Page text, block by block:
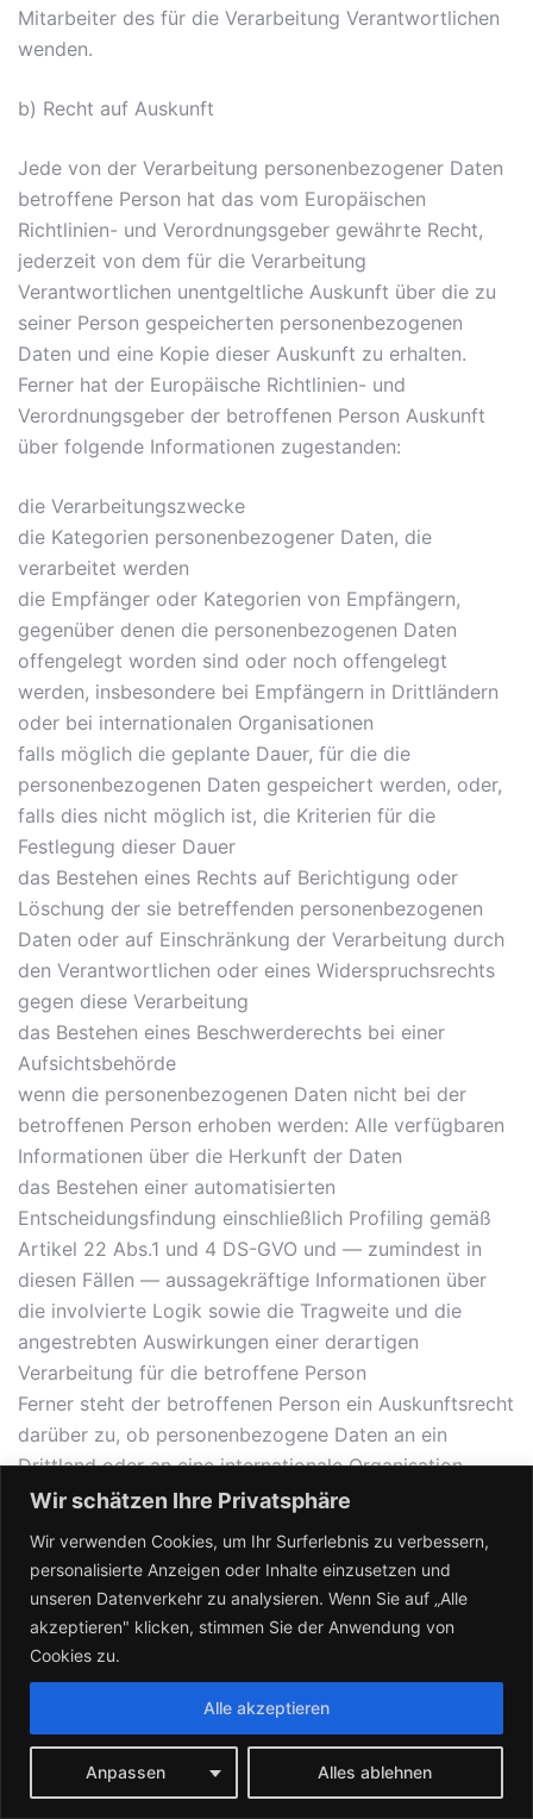
Wir schätzen Ihre Privatsphäre
Wir verwenden Cookies, um Ihr Surferlebnis zu verbessern,
personalisierte Anzeigen oder Inhalte einzusetzen und
unseren Datenverkehr zu analysieren. Wenn Sie auf „Alle
akzeptieren" klicken, stimmen Sie der Anwendung von
Cookies zu.
Anpassen Alles ablehnen
Alle akzeptieren
Mitarbeiter des für die Verarbeitung Verantwortlichen
wenden.
b) Recht auf Auskunft
Jede von der Verarbeitung personenbezogener Daten
betroffene Person hat das vom Europäischen
Richtlinien- und Verordnungsgeber gewährte Recht,
jederzeit von dem für die Verarbeitung
Verantwortlichen unentgeltliche Auskunft über die zu
seiner Person gespeicherten personenbezogenen
Daten und eine Kopie dieser Auskunft zu erhalten.
Ferner hat der Europäische Richtlinien- und
Verordnungsgeber der betroffenen Person Auskunft
über folgende Informationen zugestanden:
die Verarbeitungszwecke
die Kategorien personenbezogener Daten, die
verarbeitet werden
die Empfänger oder Kategorien von Empfängern,
gegenüber denen die personenbezogenen Daten
offengelegt worden sind oder noch offengelegt
werden, insbesondere bei Empfängern in Drittländern
oder bei internationalen Organisationen
falls möglich die geplante Dauer, für die die
personenbezogenen Daten gespeichert werden, oder,
falls dies nicht möglich ist, die Kriterien für die
Festlegung dieser Dauer
das Bestehen eines Rechts auf Berichtigung oder
Löschung der sie betreffenden personenbezogenen
Daten oder auf Einschränkung der Verarbeitung durch
den Verantwortlichen oder eines Widerspruchsrechts
gegen diese Verarbeitung
das Bestehen eines Beschwerderechts bei einer
Aufsichtsbehörde
wenn die personenbezogenen Daten nicht bei der
betroffenen Person erhoben werden: Alle verfügbaren
Informationen über die Herkunft der Daten
das Bestehen einer automatisierten
Entscheidungsfindung einschließlich Profiling gemäß
Artikel 22 Abs.1 und 4 DS-GVO und — zumindest in
diesen Fällen — aussagekräftige Informationen über
die involvierte Logik sowie die Tragweite und die
angestrebten Auswirkungen einer derartigen
Verarbeitung für die betroffene Person
Ferner steht der betroffenen Person ein Auskunftsrecht
darüber zu, ob personenbezogene Daten an ein
Drittland oder an eine internationale Organisation
übermittelt wurden. Sofern dies der Fall ist, so steht
Auskunft über die geeigneten Garantien im
Zusammenhang mit der Übermittlung zu erhalten.
Möchte eine betroffene Person dieses Auskunftsrecht
in Anspruch nehmen, kann sie sich hierzu jederzeit an
unseren Datenschutzbeauftragten oder einen anderen
Mitarbeiter des für die Verarbeitung Verantwortlichen
wenden.